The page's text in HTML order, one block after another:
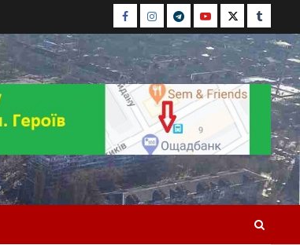
Facebook
Instagram
TelegramYoutubeTwitterTumblr